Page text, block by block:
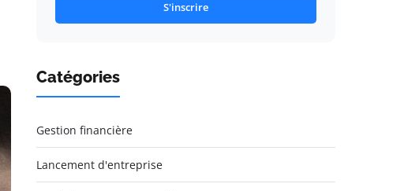
S'inscrire
Catégories
Gestion financière
Lancement d'entreprise